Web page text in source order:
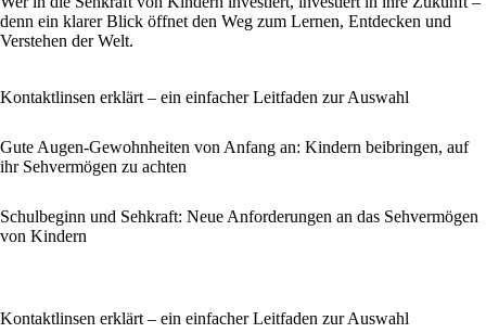
denn ein klarer Blick öffnet den Weg zum Lernen, Entdecken und
Verstehen der Welt.
Kontaktlinsen erklärt – ein einfacher Leitfaden zur Auswahl
Gute Augen-Gewohnheiten von Anfang an: Kindern beibringen, auf
ihr Sehvermögen zu achten
Schulbeginn und Sehkraft: Neue Anforderungen an das Sehvermögen
von Kindern
Kontaktlinsen erklärt – ein einfacher Leitfaden zur Auswahl